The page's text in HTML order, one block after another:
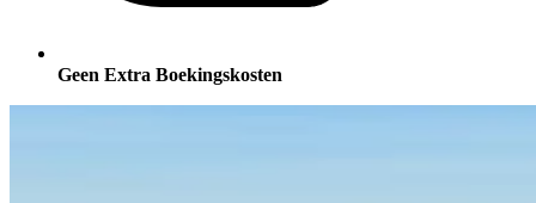
Geen Extra Boekingskosten